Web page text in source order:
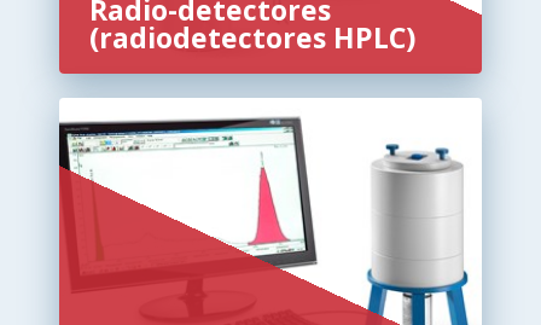
Radio-detectores
(radiodetectores HPLC)